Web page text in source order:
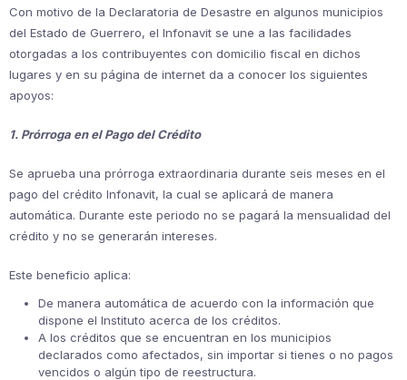
Con motivo de la Declaratoria de Desastre en algunos municipios
del Estado de Guerrero, el Infonavit se une a las facilidades
otorgadas a los contribuyentes con domicilio fiscal en dichos
lugares y en su página de internet da a conocer los siguientes
apoyos:
1. Prórroga en el Pago del Crédito
Se aprueba una prórroga extraordinaria durante seis meses en el
pago del crédito Infonavit, la cual se aplicará de manera
automática. Durante este periodo no se pagará la mensualidad del
crédito y no se generarán intereses.
Este beneficio aplica:
De manera automática de acuerdo con la información que
dispone el Instituto acerca de los créditos.
A los créditos que se encuentran en los municipios
declarados como afectados, sin importar si tienes o no pagos
vencidos o algún tipo de reestructura.